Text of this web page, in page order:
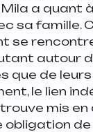
a quant
sa famille.
se
autour
que de
le lien
mis en
obligation